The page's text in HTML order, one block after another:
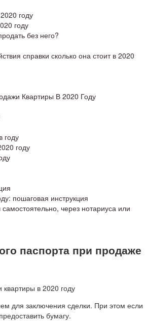
году
году
без него?
справки сколько она стоит в 2020
Квартиры В 2020 Году
году
году
пошаговая инструкция
через нотариуса или
паспорта при продаже
для заключения сделки. При этом если
бумагу.